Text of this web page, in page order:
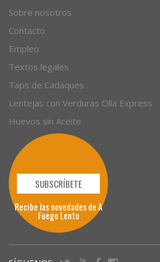
Empresas
Sobre nosotros
Contacto
Empleo
Textos legales
Taps de Cadaques
Lentejas con Verduras Olla Express
Huevos sin Aceite
SUBSCRÍBETE
Recibe las novedades de A